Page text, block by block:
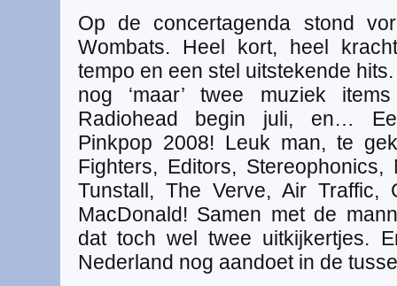
Op de concertagenda stond
Wombats. Heel kort, heel
tempo en een stel uitstekende
nog ‘maar’ twee muziek
Radiohead begin juli, en…
Pinkpop 2008! Leuk man, te
Fighters, Editors,
Tunstall, The Verve, Air Traffic,
MacDonald! Samen met de
dat toch wel twee uitkijkertjes.
Nederland nog aandoet in de